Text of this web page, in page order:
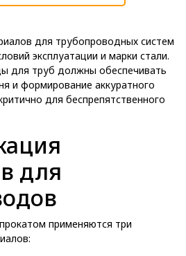
для трубопроводных систем
эксплуатации и марки стали.
для труб должны обеспечивать
и формирование аккуратного
для беспрепятственного
для
применяются три